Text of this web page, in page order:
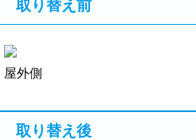
取り替え前
屋外側
取り替え後